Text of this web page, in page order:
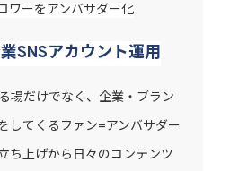
ワーをアンバサダー化
SNSアカウント運用
場だけでなく、企業・ブラン
してくるファン=アンバサダー
ち上げから日々のコンテンツ